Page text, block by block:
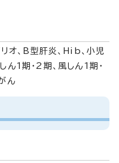
オ、B型肝炎、Hib、小児
ん1期・2期、風しん1期・
ん